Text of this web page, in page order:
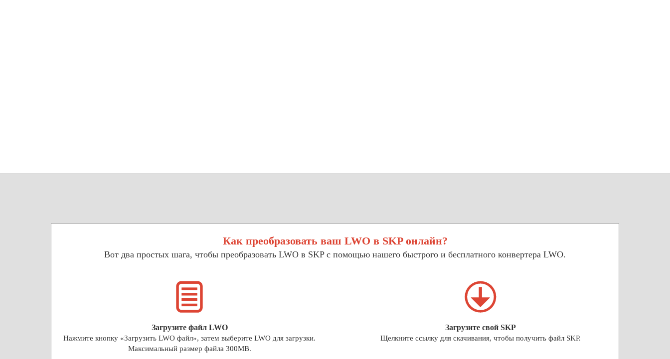
Как преобразовать ваш LWO в SKP онлайн?
Вот два простых шага, чтобы преобразовать LWO в SKP с помощью нашего быстрого и бесплатного конвертера LWO.
Загрузите файл LWO
Нажмите кнопку «Загрузить LWO файл», затем выберите LWO для загрузки.
Максимальный размер файла 300MB.
Загрузите свой SKP
Щелкните ссылку для скачивания, чтобы получить файл SKP.